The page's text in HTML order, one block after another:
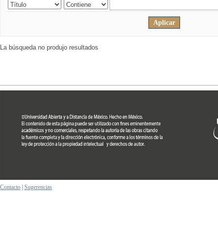
La búsqueda no produjo resultados
Contacto Sugerencias